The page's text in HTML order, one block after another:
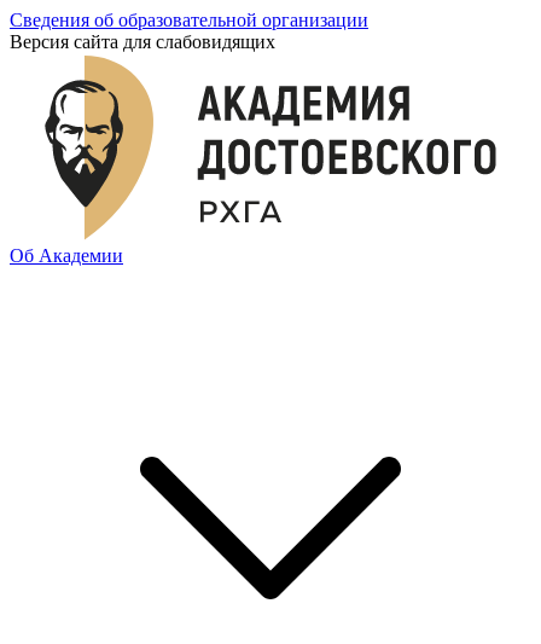
Сведения об образовательной организации
Версия сайта для слабовидящих
Об Академии